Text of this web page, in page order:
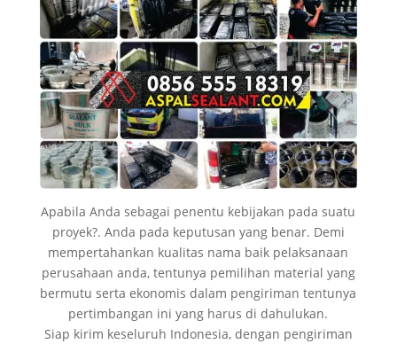
Apabila Anda sebagai penentu kebijakan pada suatu
proyek?. Anda pada keputusan yang benar. Demi
mempertahankan kualitas nama baik pelaksanaan
perusahaan anda, tentunya pemilihan material yang
bermutu serta ekonomis dalam pengiriman tentunya
pertimbangan ini yang harus di dahulukan.
Siap kirim keseluruh Indonesia, dengan pengiriman